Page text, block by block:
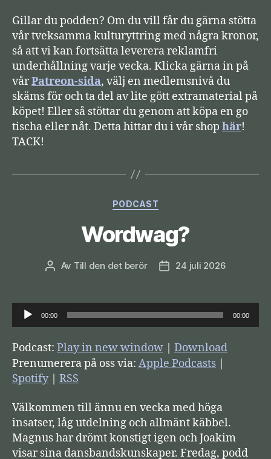
Gillar du podden? Om du vill får du gärna stötta
vår tveksamma kulturyttring med några kronor,
så att vi kan fortsätta leverera reklamfri
underhållning varje vecka. Klicka gärna in på
vårPatreon-sida, välj en medlemsnivå du
skäms för och ta del av lite gött extramaterial på
köpet! Eller så stöttar du genom att köpa en go
tischa eller nåt. Detta hittar du i vår shop här!
TACK!
Kategorier
PODCAST
Wordwag?
Inläggsförfattare
Av Till den det berör Inläggsdatum
24 juli 2026
j
u
d
s
e
l
a
00:00 00:00
Podcast: Play in new window
Download
Prenumerera på oss via: Apple Podcasts
Spotify| RSS
Välkommen till ännu en vecka med höga
insatser, låg utdelning och allmänt käbbel.
Magnus har drömt konstigt igen och Joakim
visar sina dansbandskunskaper. Fredag, podd